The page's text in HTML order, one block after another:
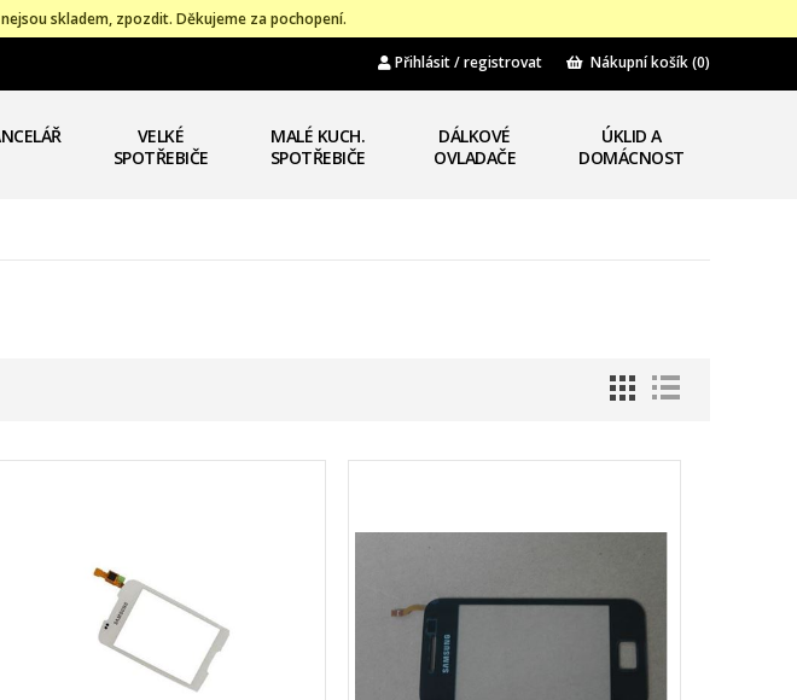
skladem, zpozdit. Děkujeme za pochopení.
Přihlásit / registrovat Nákupní košík(0)
VELKÉ
SPOTŘEBIČE
MALÉ KUCH.
SPOTŘEBIČE
DÁLKOVÉ
OVLADAČE
ÚKLID A
DOMÁCNOST